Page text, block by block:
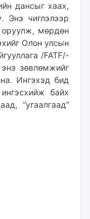
дансыг хаах,
Энэ чиглэлээр
оруулж, мөрдөн
Олон улсын
/FATF/-
зөвлөмжийг
Ингэхэд бид
байх
“угаалгаад”